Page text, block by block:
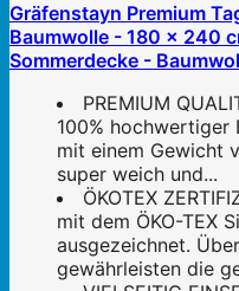
Gräfenstayn Premium
Baumwolle - 180 x 240
Sommerdecke -
PREMIUM
100% hochwertiger
mit einem Gewicht
super weich und...
ÖKOTEX
mit dem ÖKO-TEX
ausgezeichnet.
gewährleisten die